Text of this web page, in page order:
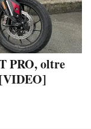
PRO, oltre